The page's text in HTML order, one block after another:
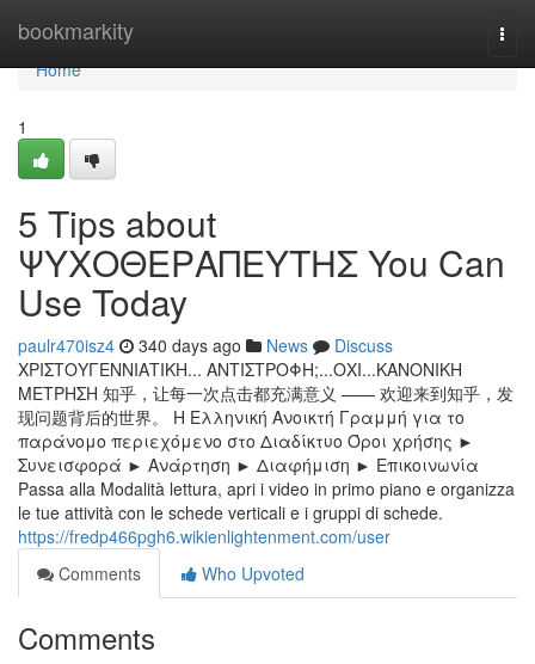
bookmarkity
Home
Home
1
5 Tips about
ΨΥΧΟΘΕΡΑΠΕΥΤΗΣ You Can
Use Today
paulr470isz4 340 days ago News
Discuss
ΧΡΙΣΤΟΥΓΕΝΝΙΑΤΙΚΗ... ΑΝΤΙΣΤΡΟΦΗ;...ΟΧΙ...ΚΑΝΟΝΙΚΗ
ΜΕΤΡΗΣΗ 知乎，让每一次点击都充满意义 —— 欢迎来到知乎，发
现问题背后的世界。 Η Ελληνική Aνοικτή Γραμμή για το
παράνομο περιεχόμενο στο Διαδίκτυο Όροι χρήσης ►
Συνεισφορά ► Ανάρτηση ► Διαφήμιση ► Επικοινωνία
Passa alla Modalità lettura, apri i video in primo piano e organizza
le tue attività con le schede verticali e i gruppi di schede.
https://fredp466pgh6.wikienlightenment.com/user
Comments
Who Upvoted
Comments